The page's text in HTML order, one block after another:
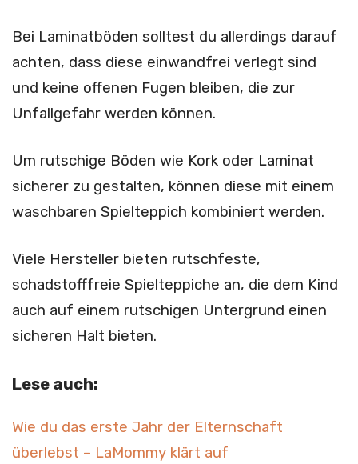
Bei Laminatböden solltest du allerdings darauf
achten, dass diese einwandfrei verlegt sind
und keine offenen Fugen bleiben, die zur
Unfallgefahr werden können.
Um rutschige Böden wie Kork oder Laminat
sicherer zu gestalten, können diese mit einem
waschbaren Spielteppich kombiniert werden.
Viele Hersteller bieten rutschfeste,
schadstofffreie Spielteppiche an, die dem Kind
auch auf einem rutschigen Untergrund einen
sicheren Halt bieten.
Lese auch:
Wie du das erste Jahr der Elternschaft
überlebst – LaMommy klärt auf